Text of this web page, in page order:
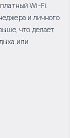
Wi-Fi.
и личного
что делает
или